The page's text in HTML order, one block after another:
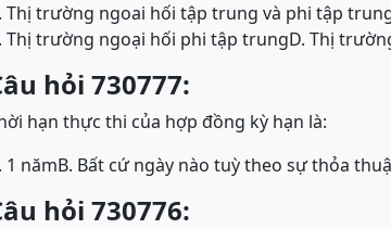
Thị trường ngoai hối tập trung và phi tập
Thị trường ngoại hối phi tập trungD. Thị
hỏi 730777:
hạn thực thi của hợp đồng kỳ hạn là:
1 nămB. Bất cứ ngày nào tuỳ theo sự thỏa
hỏi 730776: